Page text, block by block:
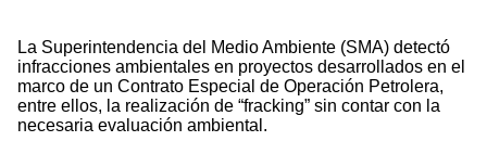
La Superintendencia del Medio Ambiente (SMA) detectó
infracciones ambientales en proyectos desarrollados en el
marco de un Contrato Especial de Operación Petrolera,
entre ellos, la realización de “fracking” sin contar con la
necesaria evaluación ambiental.